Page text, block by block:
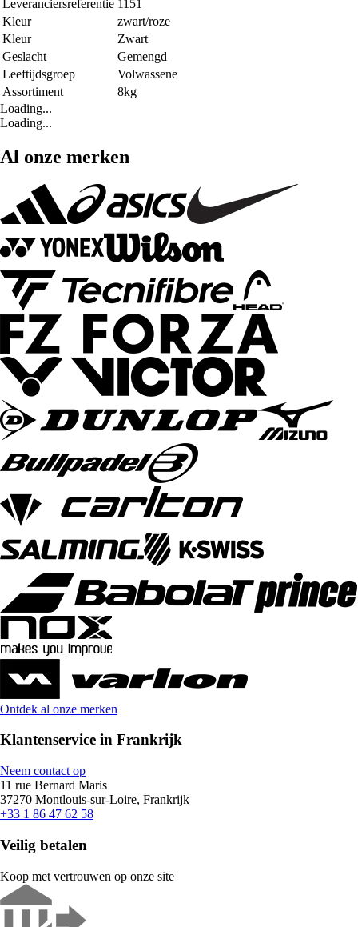
Leveranciersreferentie 1151
Kleur
zwart/roze
Kleur
Zwart
Geslacht
Gemengd
Leeftijdsgroep
Volwassene
Assortiment
8kg
Loading...
Loading...
Al onze merken
Ontdek al onze merken
Klantenservice in Frankrijk
Neem contact op
11 rue Bernard Maris
37270 Montlouis-sur-Loire, Frankrijk
+33 1 86 47 62 58
Veilig betalen
Koop met vertrouwen op onze site